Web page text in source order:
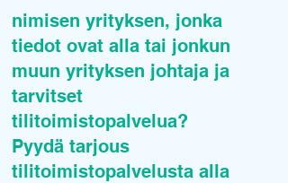
nimisen yrityksen, jonka
tiedot ovat alla tai jonkun
muun yrityksen johtaja ja
tarvitset
tilitoimistopalvelua?
Pyydä tarjous
tilitoimistopalvelusta alla